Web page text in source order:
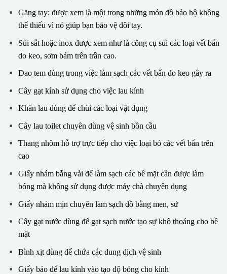
Găng tay: được xem là một trong những món đồ bảo hộ không
thể thiếu vì nó giúp bạn bảo vệ đôi tay.
Sủi sắt hoặc inox được xem như là công cụ sủi các loại vết bẩn
do keo, sơm bám trên trần cao.
Dao tem dùng trong việc làm sạch các vết bẩn do keo gây ra
Cây gạt kính sử dụng cho việc lau kính
Khăn lau dùng để chùi các loại vật dụng
Cây lau toilet chuyên dùng vệ sinh bồn cầu
Thang nhôm hỗ trợ trực tiếp cho việc loại bỏ các vết bẩn trên
cao
Giấy nhám bằng vải để làm sạch các bề mặt cần được làm
bóng mà không sử dụng được máy chà chuyên dụng
Giấy nhám mịn chuyên làm sạch đồ bằng men, sứ
Cây gạt nước dùng để gạt sạch nước tạo sự khô thoáng cho bề
mặt
Bình xịt dùng để chứa các dung dịch vệ sinh
Giấy báo để lau kính vào tạo độ bóng cho kính